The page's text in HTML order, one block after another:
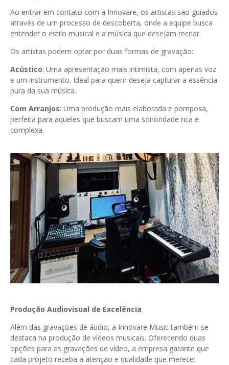
Ao entrar em contato com a Innovare, os artistas são guiados
através de um processo de descoberta, onde a equipe busca
entender o estilo musical e a música que desejam recriar.
Os artistas podem optar por duas formas de gravação:
Acústico: Uma apresentação mais intimista, com apenas voz
e um instrumento. Ideal para quem deseja capturar a essência
pura da sua música.
Com Arranjos: Uma produção mais elaborada e pomposa,
perfeita para aqueles que buscam uma sonoridade rica e
complexa.
Produção Audiovisual de Excelência
Além das gravações de áudio, a Innovare Music também se
destaca na produção de vídeos musicais. Oferecendo duas
opções para as gravações de vídeo, a empresa garante que
cada projeto receba a atenção e qualidade que merece: